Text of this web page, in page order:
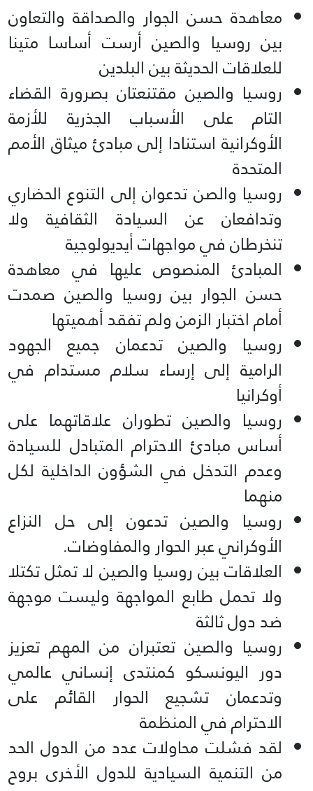
معاهدة حسن الجوار والصداقة والتعاون
بين روسيا والصين أرست أساسا متينا
للعلاقات الحديثة بين البلدين
روسيا والصين مقتنعتان بصرورة القضاء
التام على الأسباب الجذرية للأزمة
الأوكرانية استنادا إلى مبادئ ميثاق الأمم
المتحدة
روسيا والصن تدعوان إلى التنوع الحضاري
وتدافعان عن السيادة الثقافية ولا
تنخرطان في مواجهات أيديولوجية
المبادئ المنصوص عليها في معاهدة
حسن الجوار بين روسيا والصين صمدت
أمام اختبار الزمن ولم تفقد أهميتها
روسيا والصين تدعمان جميع الجهود
الرامية إلى إرساء سلام مستدام في
أوكرانيا
روسيا والصين تطوران علاقاتهما على
أساس مبادئ الاحترام المتبادل للسيادة
وعدم التدخل في الشؤون الداخلية لكل
منهما
روسيا والصين تدعون إلى حل النزاع
الأوكراني عبر الحوار والمفاوضات.
العلاقات بين روسيا والصين لا تمثل تكتلا
ولا تحمل طابع المواجهة وليست موجهة
ضد دول ثالثة
روسيا والصين تعتبران من المهم تعزيز
دور اليونسكو كمنتدى إنساني عالمي
وتدعمان تشجيع الحوار القائم على
الاحترام في المنظمة
لقد فشلت محاولات عدد من الدول الحد
من التنمية السيادية للدول الأخرى بروح